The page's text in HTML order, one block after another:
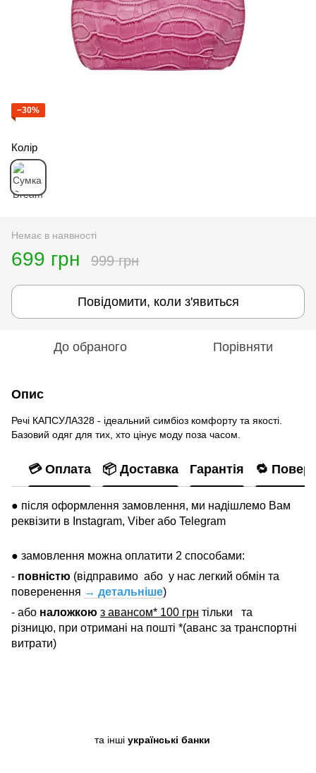
−30%
Колір
Немає в наявності
699 грн 999 грн
Повідомити, коли з'явиться
До обраного Порівняти
Опис
Речі КАПСУЛА328 - ідеальний симбіоз комфорту та якості.
Базовий одяг для тих, хто цінує моду поза часом.
💳 Оплата 📦 Доставка Гарантія 🔁
● після оформлення замовлення, ми надішлемо Вам
реквізити в Instagram, Viber або Telegram
● замовлення можна оплатити 2 способами:
- повністю (відправимо або у нас легкий обмін та
поверенення → детальніше)
- або наложкою з авансом* 100 грн тільки
та
різницю, при отримані на пошті *(аванс за транспортні
витрати)
та інші українські банки